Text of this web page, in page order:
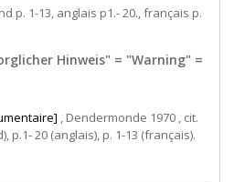
p. 1-13, anglais p1.- 20., français p.
Hinweis" = "Warning" =
, Dendermonde 1970 , cit.
p.1- 20 (anglais), p. 1-13 (français).